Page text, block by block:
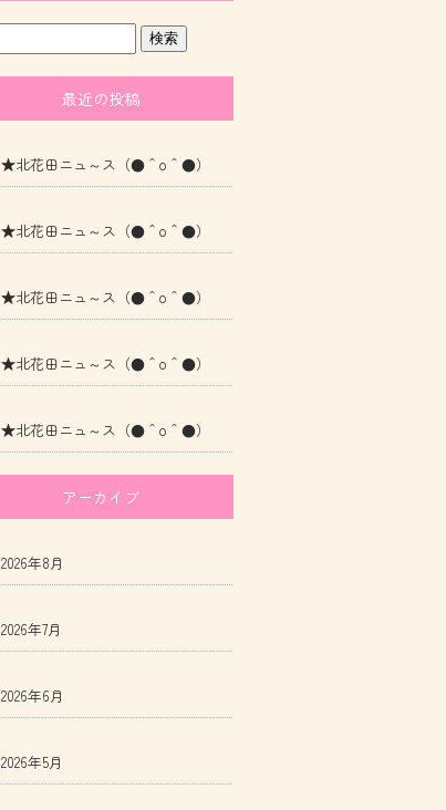
最近の投稿
★北花田ニュ～ス（●＾o＾●）
★北花田ニュ～ス（●＾o＾●）
★北花田ニュ～ス（●＾o＾●）
★北花田ニュ～ス（●＾o＾●）
★北花田ニュ～ス（●＾o＾●）
アーカイブ
2026年8月
2026年7月
2026年6月
2026年5月